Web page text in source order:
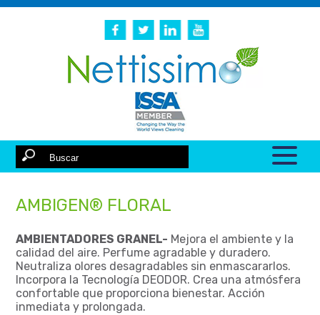
AMBIGEN® FLORAL
AMBIENTADORES GRANEL- Mejora el ambiente y la
calidad del aire. Perfume agradable y duradero.
Neutraliza olores desagradables sin enmascararlos.
Incorpora la Tecnología DEODOR. Crea una atmósfera
confortable que proporciona bienestar. Acción
inmediata y prolongada.